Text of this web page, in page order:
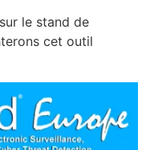
le stand de
cet outil